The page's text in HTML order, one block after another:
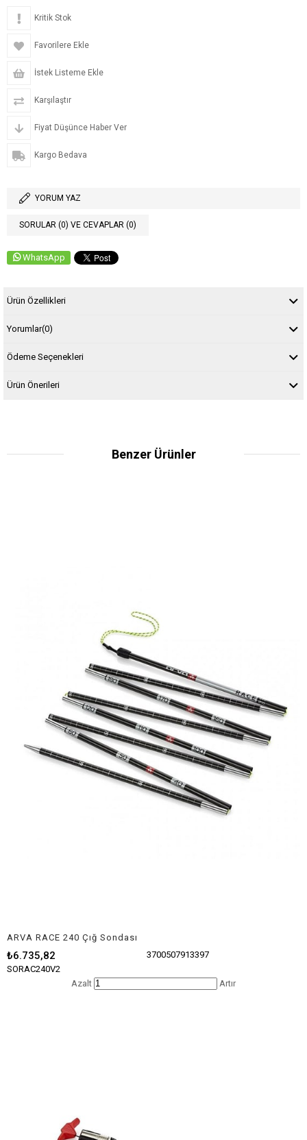
Kritik Stok
Favorilere Ekle
İstek Listeme Ekle
Karşılaştır
Fiyat Düşünce Haber Ver
Kargo Bedava
YORUM YAZ
SORULAR (0) VE CEVAPLAR (0)
WhatsApp
Ürün Özellikleri
Yorumlar(0)
Ödeme Seçenekleri
Ürün Önerileri
Benzer Ürünler
ARVA RACE 240 Çığ Sondası
₺6.735,82
SORAC240V2
3700507913397
Azalt Artır